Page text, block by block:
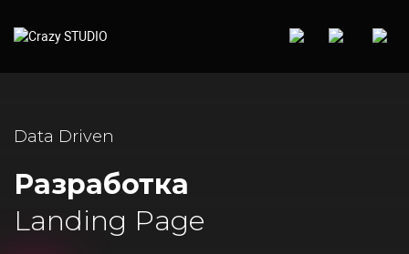
Data Driven
Разработка
Landing Page